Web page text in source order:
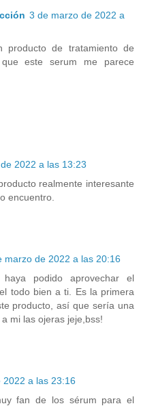
3 de marzo de 2022 a
producto de tratamiento de
este serum me parece
2022 a las 13:23
realmente interesante
encuentro.
marzo de 2022 a las 20:16
podido aprovechar el
todo bien a ti. Es la primera
producto, así que sería una
mi las ojeras jeje,bss!
a las 23:16
fan de los sérum para el